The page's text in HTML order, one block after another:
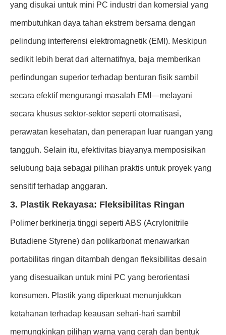
yang disukai untuk mini PC industri dan komersial yang
membutuhkan daya tahan ekstrem bersama dengan
pelindung interferensi elektromagnetik (EMI). Meskipun
sedikit lebih berat dari alternatifnya, baja memberikan
perlindungan superior terhadap benturan fisik sambil
secara efektif mengurangi masalah EMI—melayani
secara khusus sektor-sektor seperti otomatisasi,
perawatan kesehatan, dan penerapan luar ruangan yang
tangguh. Selain itu, efektivitas biayanya memposisikan
selubung baja sebagai pilihan praktis untuk proyek yang
sensitif terhadap anggaran.
3. Plastik Rekayasa: Fleksibilitas Ringan
Polimer berkinerja tinggi seperti ABS (Acrylonitrile
Butadiene Styrene) dan polikarbonat menawarkan
portabilitas ringan ditambah dengan fleksibilitas desain
yang disesuaikan untuk mini PC yang berorientasi
konsumen. Plastik yang diperkuat menunjukkan
ketahanan terhadap keausan sehari-hari sambil
memungkinkan pilihan warna yang cerah dan bentuk